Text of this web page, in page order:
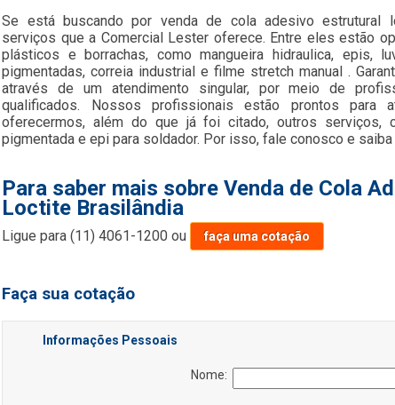
Se está buscando por venda de cola adesivo estrutural
serviços que a Comercial Lester oferece. Entre eles estão
plásticos e borrachas, como mangueira hidraulica, epis,
pigmentadas, correia industrial e filme stretch manual .
através de um atendimento singular, por meio de
qualificados. Nossos profissionais estão prontos para
oferecermos, além do que já foi citado, outros serviços,
pigmentada e epi para soldador. Por isso, fale conosco e saiba
Para saber mais sobre Venda de Cola
Loctite Brasilândia
Ligue para(11) 4061-1200 ou faça uma cotação
Faça sua cotação
Informações Pessoais
Nome: